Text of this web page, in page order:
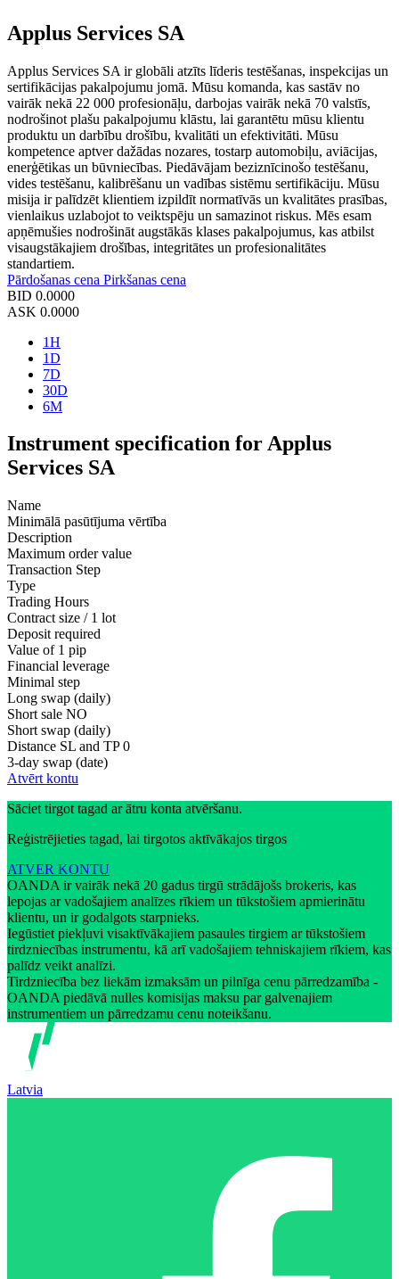
Applus Services SA
Applus Services SA ir globāli atzīts līderis testēšanas, inspekcijas un
sertifikācijas pakalpojumu jomā. Mūsu komanda, kas sastāv no
vairāk nekā 22 000 profesionāļu, darbojas vairāk nekā 70 valstīs,
nodrošinot plašu pakalpojumu klāstu, lai garantētu mūsu klientu
produktu un darbību drošību, kvalitāti un efektivitāti. Mūsu
kompetence aptver dažādas nozares, tostarp automobiļu, aviācijas,
enerģētikas un būvniecības. Piedāvājam beziznīcinošo testēšanu,
vides testēšanu, kalibrēšanu un vadības sistēmu sertifikāciju. Mūsu
misija ir palīdzēt klientiem izpildīt normatīvās un kvalitātes prasības,
vienlaikus uzlabojot to veiktspēju un samazinot riskus. Mēs esam
apņēmušies nodrošināt augstākās klases pakalpojumus, kas atbilst
visaugstākajiem drošības, integritātes un profesionalitātes
standartiem.
Pārdošanas cena Pirkšanas cena
BID 0.0000
ASK 0.0000
1H
1D
7D
30D
6M
Instrument specification for Applus
Services SA
Name
Minimālā pasūtījuma vērtība
Description
Maximum order value
Transaction Step
Type
Trading Hours
Contract size / 1 lot
Deposit required
Value of 1 pip
Financial leverage
Minimal step
Long swap (daily)
Short sale NO
Short swap (daily)
Distance SL and TP 0
3-day swap (date)
Atvērt kontu
Sāciet tirgot tagad ar ātru konta atvēršanu.
Reģistrējieties tagad, lai tirgotos aktīvākajos tirgos
ATVER KONTU
OANDA ir vairāk nekā 20 gadus tirgū strādājošs brokeris, kas
lepojas ar vadošajiem analīzes rīkiem un tūkstošiem apmierinātu
klientu, un ir godalgots starpnieks.
Iegūstiet piekļuvi visaktīvākajiem pasaules tirgiem ar tūkstošiem
tirdzniecības instrumentu, kā arī vadošajiem tehniskajiem rīkiem, kas
palīdz veikt analīzi.
Tirdzniecība bez liekām izmaksām un pilnīga cenu pārredzamība -
OANDA piedāvā nulles komisijas maksu par galvenajiem
instrumentiem un pārredzamu cenu noteikšanu.
Latvia